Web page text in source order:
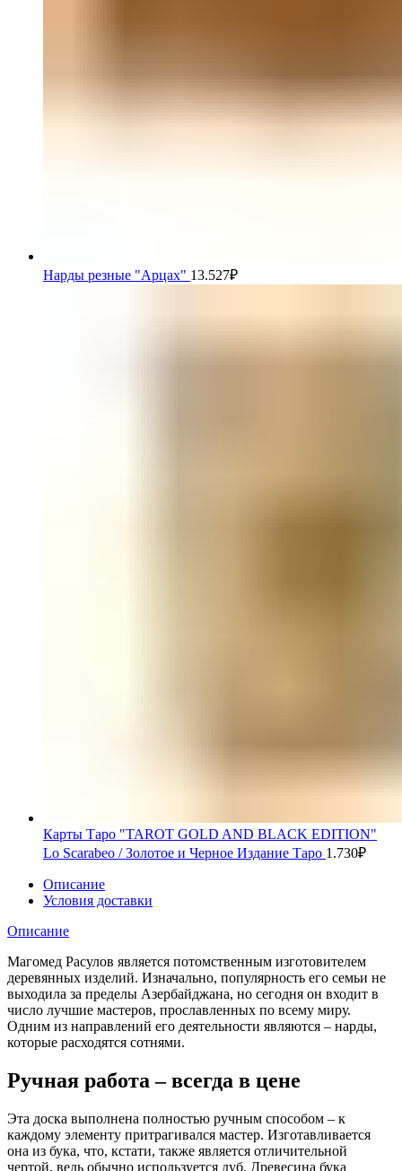
Нарды резные "Арцах" 13.527₽
Карты Таро "TAROT GOLD AND BLACK EDITION"
Lo Scarabeo / Золотое и Черное Издание Таро 1.730₽
Описание
Условия доставки
Описание
Магомед Расулов является потомственным изготовителем
деревянных изделий. Изначально, популярность его семьи не
выходила за пределы Азербайджана, но сегодня он входит в
число лучшие мастеров, прославленных по всему миру.
Одним из направлений его деятельности являются – нарды,
которые расходятся сотнями.
Ручная работа – всегда в цене
Эта доска выполнена полностью ручным способом – к
каждому элементу притрагивался мастер. Изготавливается
она из бука, что, кстати, также является отличительной
чертой, ведь обычно используется дуб. Древесина бука